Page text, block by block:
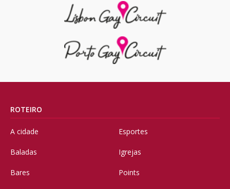
ROTEIRO
A cidade
Baladas
Bares
Esportes
Igrejas
Points